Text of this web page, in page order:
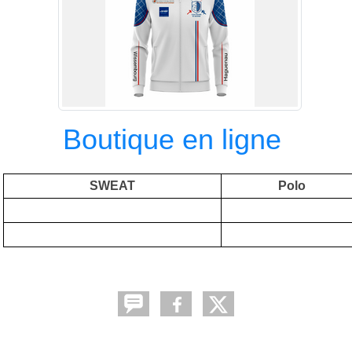
Boutique en ligne
SWEAT Polo